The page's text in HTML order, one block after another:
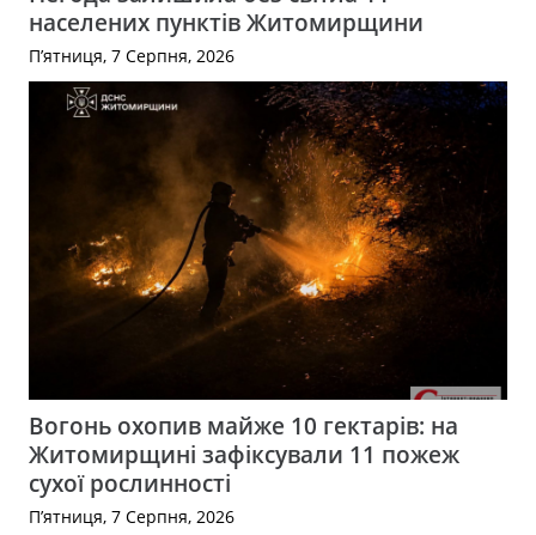
населених пунктів Житомирщини
П’ятниця, 7 Серпня, 2026
Вогонь охопив майже 10 гектарів: на
Житомирщині зафіксували 11 пожеж
сухої рослинності
П’ятниця, 7 Серпня, 2026